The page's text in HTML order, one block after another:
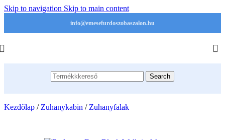
Skip to navigation Skip to main content
info@emesefurdoszobaszalon.hu
Search
Kezdőlap / Zuhanykabin / Zuhanyfalak